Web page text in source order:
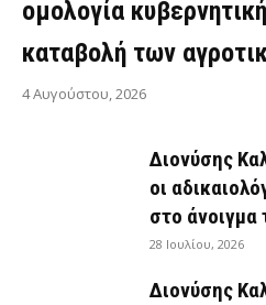
ομολογία
καταβολή των
4 Αυγούστου, 2026
Διονύσης
οι
στο άνοιγμα
28 Ιουλίου, 2026
Διονύσης